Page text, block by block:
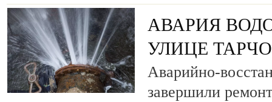
АВАРИЯ
УЛИЦЕ
Аварийно-
завершили